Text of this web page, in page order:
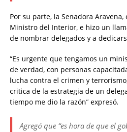
Por su parte, la Senadora
Ministro del Interior, e hizo un
de nombrar delegados y a
“Es urgente que tengamos un
de verdad, con personas
lucha contra el crimen y
critica de la estrategia de un
tiempo me dio la razón” expresó.
Agregó que “es hora de que el